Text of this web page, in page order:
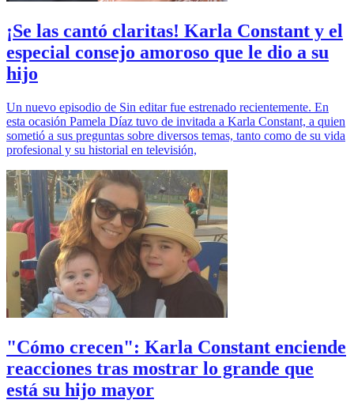
¡Se las cantó claritas! Karla Constant y el
especial consejo amoroso que le dio a su
hijo
Un nuevo episodio de Sin editar fue estrenado recientemente. En
esta ocasión Pamela Díaz tuvo de invitada a Karla Constant, a quien
sometió a sus preguntas sobre diversos temas, tanto como de su vida
profesional y su historial en televisión,
"Cómo crecen": Karla Constant enciende
reacciones tras mostrar lo grande que
está su hijo mayor